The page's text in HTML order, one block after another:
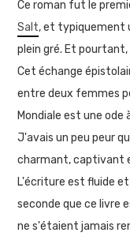
Ce roman fut le
Salt, et typiquement
plein gré. Et pourtant,
Cet échange
entre deux femmes
Mondiale est une
J'avais un peu peur
charmant, captivant
L'écriture est fluide et
seconde que ce livre
ne s'étaient jamais